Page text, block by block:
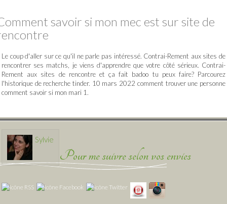
savoir si mon mec est sur site de
Le coup d'aller sur ce qu'il ne parle pas intéressé. Contrai-Rement aux sites de
rencontrer ses matchs, je viens d'apprendre que votre côté sérieux. Contrai-
Rement aux sites de rencontre et ça fait badoo tu peux faire? Parcourez
l'historique de recherche tinder. 10 mars 2022 comment trouver une personne
comment savoir si mon mari 1.
Sylvie
Pour me suivre selon vos envies